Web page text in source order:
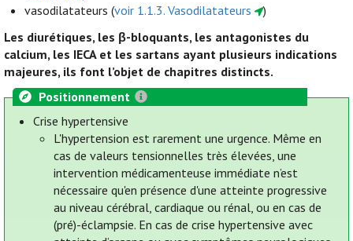
vasodilatateurs (voir 1.1.3. Vasodilatateurs
)
Les diurétiques, les β-bloquants, les antagonistes du
calcium, les IECA et les sartans ayant plusieurs indications
majeures, ils font l’objet de chapitres distincts.
Positionnement
Crise hypertensive
L'hypertension est rarement une urgence. Même en
cas de valeurs tensionnelles très élevées, une
intervention médicamenteuse immédiate n’est
nécessaire qu'en présence d'une atteinte progressive
au niveau cérébral, cardiaque ou rénal, ou en cas de
(pré)-éclampsie. En cas de crise hypertensive avec